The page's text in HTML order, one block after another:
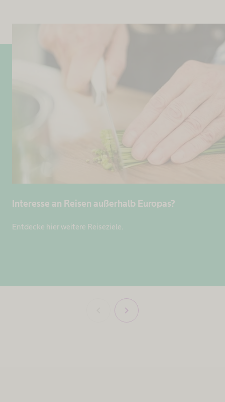
Interesse an Reisen außerhalb Europas?
Entdecke hier weitere Reiseziele.
chevron_right